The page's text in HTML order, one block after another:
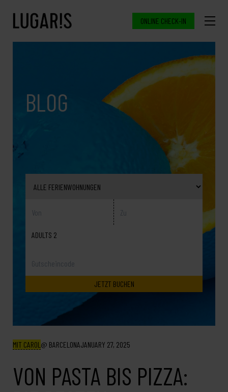
ONLINE CHECK-IN
BLOG
ADULTS 2
MIT CAROL BARCELONAJANUARY 27, 2025
VON PASTA BIS PIZZA: